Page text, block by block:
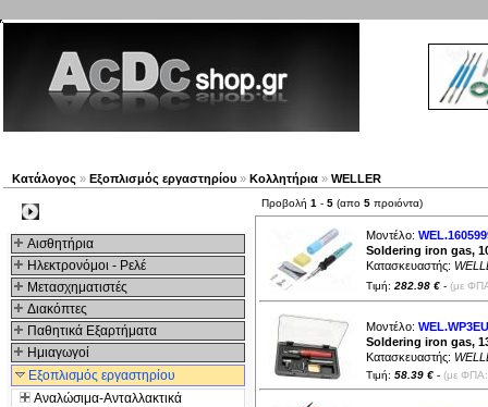
Κατάλογος » Εξοπλισμός εργαστηρίου » Κολλητήρια » WELLER
Αισθητήρια
Ηλεκτρονόμοι - Ρελέ
Μετασχηματιστές
Διακόπτες
Παθητικά Εξαρτήματα
Hμιαγωγοί
Εξοπλισμός εργαστηρίου
Αναλώσιμα-Ανταλλακτικά
Προβολή 1 - 5 (απο 5 προιόντα)
Μοντέλο:
Soldering iron gas,
Κατασκευαστής:
Τιμή: 282.98 € - (με
Μοντέλο: WEL.WP3EU
Soldering iron gas,
Κατασκευαστής:
Τιμή: 58.39 € - (με